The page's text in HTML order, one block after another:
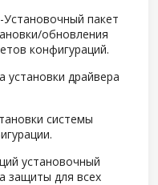
пакет
обновления
конфигураций.
установки драйвера
системы
установочный
защиты для всех